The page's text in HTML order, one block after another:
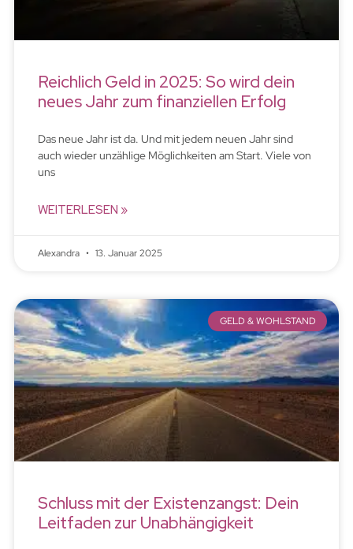
Reichlich Geld in 2025: So wird dein
neues Jahr zum finanziellen Erfolg
Das neue Jahr ist da. Und mit jedem neuen Jahr sind
auch wieder unzählige Möglichkeiten am Start. Viele von
uns
WEITERLESEN »
Alexandra 13. Januar 2025
GELD & WOHLSTAND
Schluss mit der Existenzangst: Dein
Leitfaden zur Unabhängigkeit